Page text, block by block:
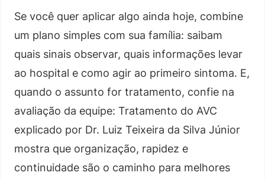
Se você quer aplicar algo ainda hoje, combine
um plano simples com sua família: saibam
quais sinais observar, quais informações levar
ao hospital e como agir ao primeiro sintoma. E,
quando o assunto for tratamento, confie na
avaliação da equipe: Tratamento do AVC
explicado por Dr. Luiz Teixeira da Silva Júnior
mostra que organização, rapidez e
continuidade são o caminho para melhores